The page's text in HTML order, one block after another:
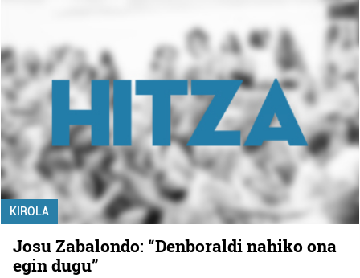
KIROLA
Josu Zabalondo: “Denboraldi nahiko ona
egin dugu”